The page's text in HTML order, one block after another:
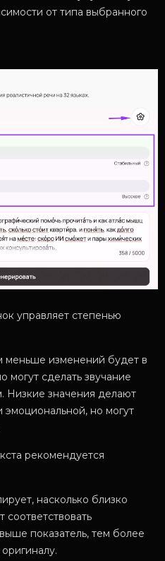
от типа выбранного
управляет степенью
меньше изменений будет в
могут сделать звучание
Низкие значения делают
эмоциональной, но могут
рекомендуется
насколько близко
соответствовать
показатель, тем более